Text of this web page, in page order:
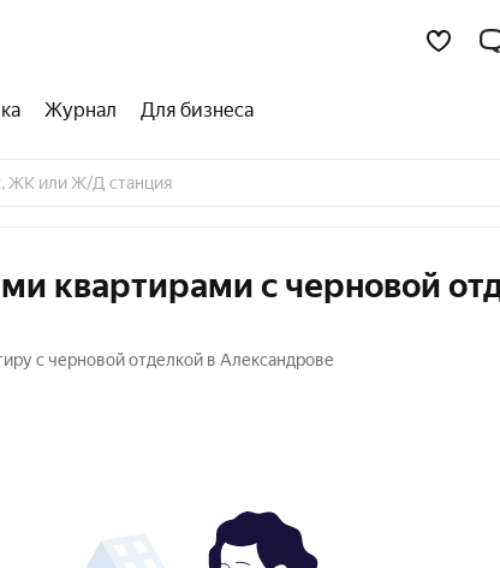
Журнал Для бизнеса
квартирами с черновой
с черновой отделкой в Александрове